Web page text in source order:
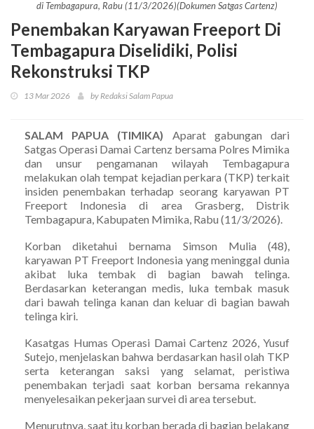
di Tembagapura, Rabu (11/3/2026)(Dokumen Satgas Cartenz)
Penembakan Karyawan Freeport Di
Tembagapura Diselidiki, Polisi
Rekonstruksi TKP
13 Mar 2026 by Redaksi Salam Papua
SALAM PAPUA (TIMIKA) Aparat gabungan dari
Satgas Operasi Damai Cartenz bersama Polres Mimika
dan unsur pengamanan wilayah Tembagapura
melakukan olah tempat kejadian perkara (TKP) terkait
insiden penembakan terhadap seorang karyawan PT
Freeport Indonesia di area Grasberg, Distrik
Tembagapura, Kabupaten Mimika, Rabu (11/3/2026).
Korban diketahui bernama Simson Mulia (48),
karyawan PT Freeport Indonesia yang meninggal dunia
akibat luka tembak di bagian bawah telinga.
Berdasarkan keterangan medis, luka tembak masuk
dari bawah telinga kanan dan keluar di bagian bawah
telinga kiri.
Kasatgas Humas Operasi Damai Cartenz 2026, Yusuf
Sutejo, menjelaskan bahwa berdasarkan hasil olah TKP
serta keterangan saksi yang selamat, peristiwa
penembakan terjadi saat korban bersama rekannya
menyelesaikan pekerjaan survei di area tersebut.
Menurutnya, saat itu korban berada di bagian belakang